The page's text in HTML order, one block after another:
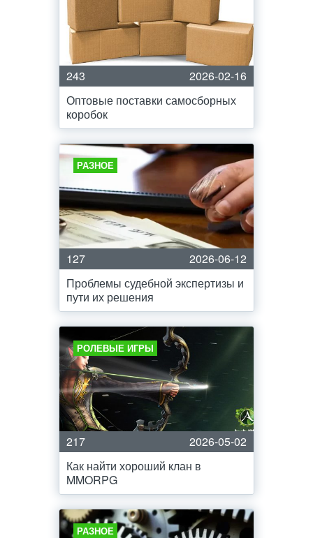
243
2026-02-16
Оптовые поставки самосборных
коробок
РАЗНОЕ
127
2026-06-12
Проблемы судебной экспертизы и
пути их решения
РОЛЕВЫЕ ИГРЫ
217
2026-05-02
Как найти хороший клан в
MMORPG
РАЗНОЕ